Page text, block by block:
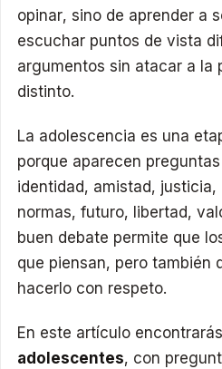
opinar, sino de aprender a
escuchar puntos de vista
argumentos sin atacar a la
distinto.
La adolescencia es una
porque aparecen
identidad, amistad, justicia,
normas, futuro, libertad,
buen debate permite que
que piensan, pero también
hacerlo con respeto.
En este artículo encontrarás
adolescentes, con